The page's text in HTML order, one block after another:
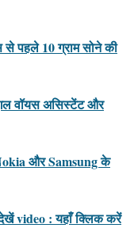
पहले 10 ग्राम सोने की
वॉयस असिस्टेंट और
और Samsung के
video : यहाँ क्लिक करें